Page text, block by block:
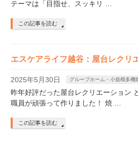
テーマは「目指せ、スッキリ …
この記事を読む
エスケアライフ越谷：屋台レクリ
2025年5月30日 グループホーム・小規模多機
昨年好評だった屋台レクリエーショ
職員が頑張って作りました！ 焼 …
この記事を読む